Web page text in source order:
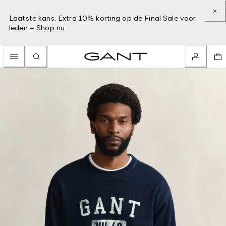
Laatste kans: Extra 10% korting op de Final Sale voor
leden – Shop nu